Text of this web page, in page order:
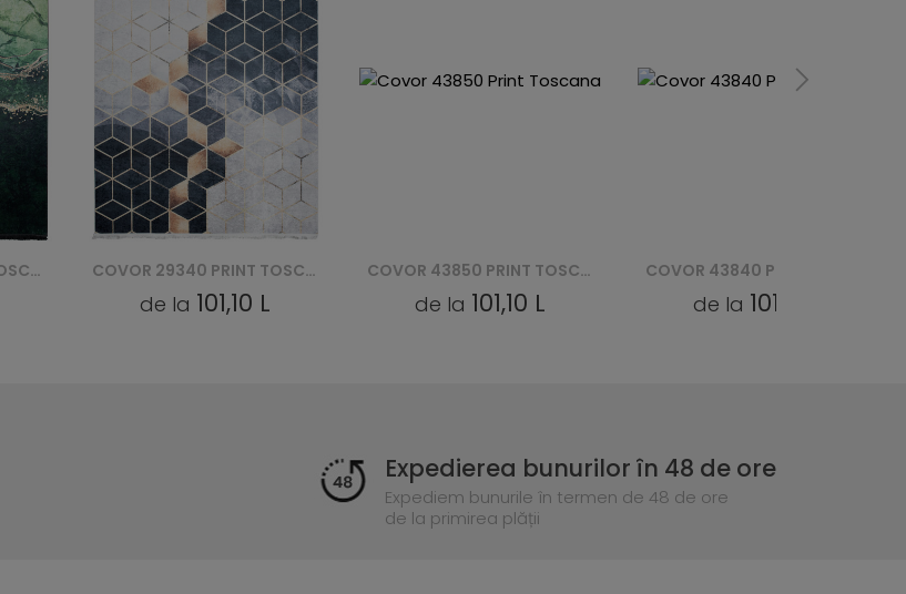
COVOR 29340 PRINT TOSCANA COVOR 43850 PRINT TOSCANA
de la101,10 L
COVOR 43840 PRINT TOSCANA
de la101,10 L de la 101,10 L
Expedierea bunurilor în 48 de ore
Expediem bunurile în termen de 48 de ore
de la primirea plății